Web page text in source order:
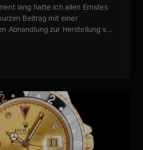
lang hatte ich allen Ernstes
Beitrag mit einer
Abhandlung zur Herstellung v…